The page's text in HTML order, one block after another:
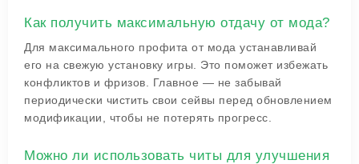
Как получить максимальную отдачу от мода?
Для максимального профита от мода устанавливай
его на свежую установку игры. Это поможет избежать
конфликтов и фризов. Главное — не забывай
периодически чистить свои сейвы перед обновлением
модификации, чтобы не потерять прогресс.
Можно ли использовать читы для улучшения